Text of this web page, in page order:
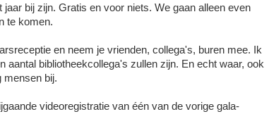
jaar bij zijn. Gratis en voor niets. We gaan alleen even
te komen.
en neem je vrienden, collega's, buren mee. Ik
aantal bibliotheekcollega's zullen zijn. En echt waar, ook
mensen bij.
videoregistratie van één van de vorige gala-